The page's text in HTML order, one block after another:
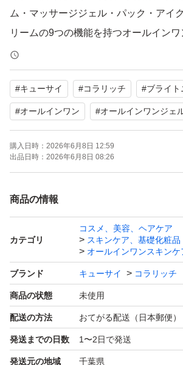
ム・マッサージジェル・パック・アイ
リームの9つの機能を持つオールインワ
独自開発コラーゲンを含む９種類のコ
美容成分配合で乾燥ダメージを集中ケ
ぷるっと濃密なテクスチャーでありな
とスーッとなじみやすい使い心地。
濃厚なうるおいでお肌を満たし、ハリ
す。
※外箱のパッケージに初期キズや擦れ
います。
ご理解いただける方のみご購入お願い
※
※お値引き不可です。
#キューサイ #コラリッチ #ブライト
#オールインワン #オールインワンジェ
購入日時： 2026年6月8日 12:59
出品日時： 2026年6月8日 08:26
商品の情報
カテゴリ
コスメ、美容、ヘアケア
スキンケア、基礎化粧品
オールインワンスキンケ
ブランド キューサイ コラリッチ
商品の状態 未使用
配送の方法 おてがる配送（日本郵便）
発送までの日数 1〜2日で発送
発送元の地域 千葉県